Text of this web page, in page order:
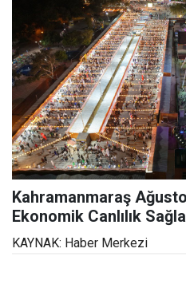
Kahramanmaraş
Ekonomik Canlılık
KAYNAK: Haber Merkezi